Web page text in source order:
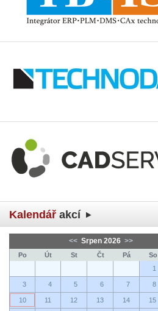
Kalendář akcí
<< Srpen 2026 >>
Po Út St Čt Pá So
1
3 4 5 6 7 8
10 11 12 13 14 15